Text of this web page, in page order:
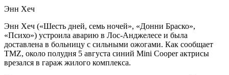
Энн Хеч
Энн Хеч («Шесть дней, семь ночей», «Донни Браско»,
«Психо») устроила аварию в Лос-Анджелесе и была
доставлена в больницу с сильными ожогами. Как сообщает
TMZ, около полудня 5 августа синий Mini Cooper актрисы
врезался в гараж жилого комплекса.